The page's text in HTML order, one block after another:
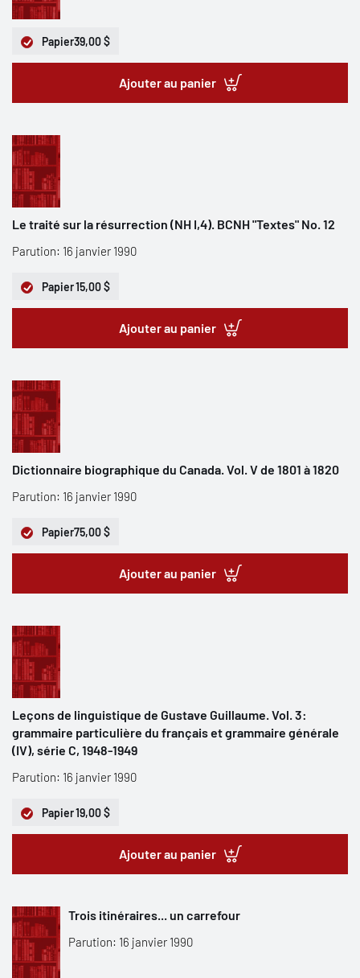
Papier39,00 $
Ajouter au panier
Le traité sur la résurrection (NH I,4). BCNH "Textes" No. 12
Parution: 16 janvier 1990
Papier15,00 $
Ajouter au panier
Dictionnaire biographique du Canada. Vol. V de 1801 à 1820
Parution: 16 janvier 1990
Papier75,00 $
Ajouter au panier
Leçons de linguistique de Gustave Guillaume. Vol. 3:
grammaire particulière du français et grammaire générale
(IV), série C, 1948-1949
Parution: 16 janvier 1990
Papier19,00 $
Ajouter au panier
Trois itinéraires... un carrefour
Parution: 16 janvier 1990